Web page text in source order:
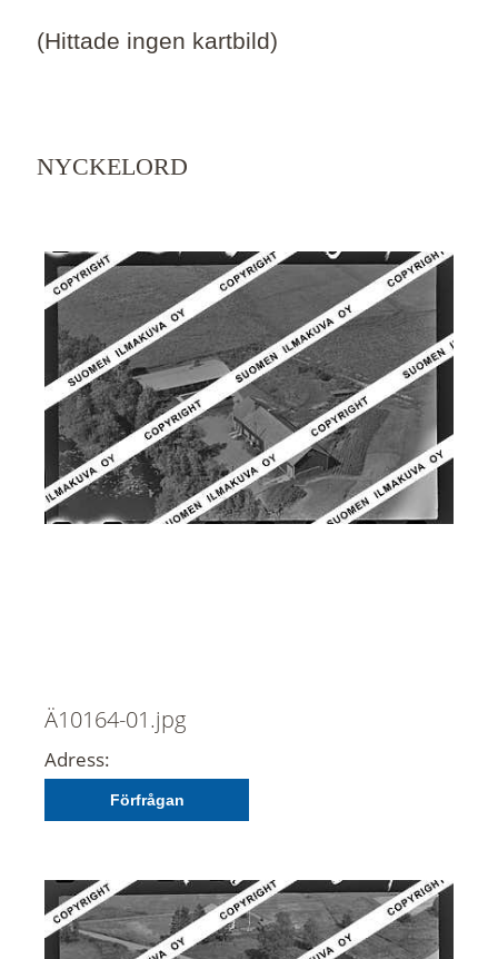
(Hittade ingen kartbild)
NYCKELORD
Ä10164-01.jpg
Adress:
Förfrågan